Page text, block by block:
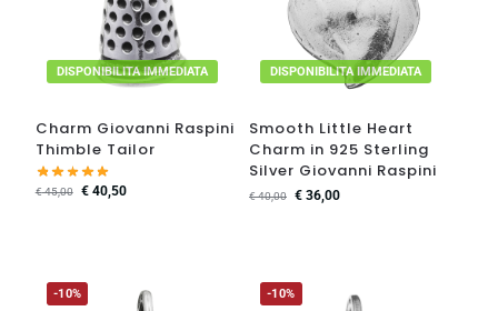
DISPONIBILITA IMMEDIATA
Charm Giovanni Raspini
Thimble Tailor
€45,00 €40,50
DISPONIBILITA IMMEDIATA
Smooth Little Heart
Charm in 925 Sterling
Silver Giovanni Raspini
€40,00 € 36,00
-10% -10%